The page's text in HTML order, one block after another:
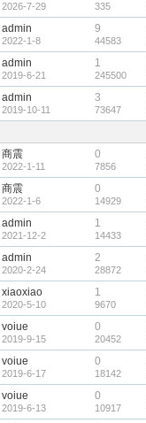
2026-7-29 335
admin
2022-1-8
9
44583
admin
2019-6-21
1
245500
admin
2019-10-11
3
73647
商震
2022-1-11
0
7856
商震
2022-1-6
0
14929
admin
2021-12-2
1
14433
admin
2020-2-24
2
28872
xiaoxiao
2020-5-10
1
9670
voiue
2019-9-15
0
20452
voiue
2019-6-17
0
18142
voiue
2019-6-13
0
10917